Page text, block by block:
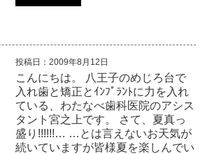
投稿日：2009年8月12日
こんにちは。 八王子のめじろ台で
入れ歯と矯正とｲﾝﾌﾟﾗﾝﾄに力を入れ
ている、わたなべ歯科医院のアシス
タント宮之上です。 さて、夏真っ
盛り!!!!!!… …とは言えないお天気が
続いていますが皆様夏を楽しんでい